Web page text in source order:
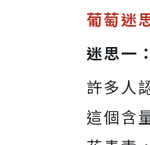
葡萄迷
迷思一
許多人
這個含